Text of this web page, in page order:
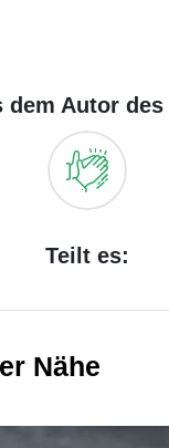
dem Autor
Teilt es:
Nähe